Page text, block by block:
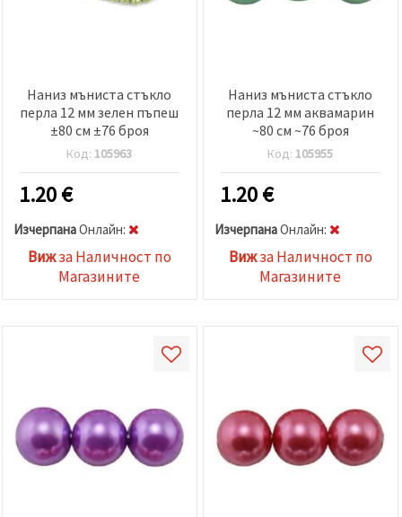
Наниз мъниста стъкло
перла 12 мм зелен пъпеш
±80 см ±76 броя
Код: 105963
1.20€
ИзчерпанаOнлайн:
Вижза Наличност по
Магазините
Наниз мъниста стъкло
перла 12 мм аквамарин
~80 см ~76 броя
Код: 105955
1.20€
ИзчерпанаOнлайн:
Вижза Наличност по
Магазините